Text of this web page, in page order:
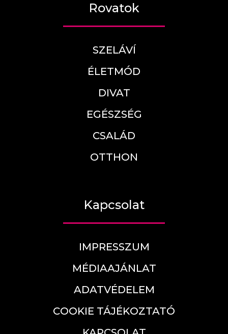
Rovatok
SZELÁVÍ
ÉLETMÓD
DIVAT
EGÉSZSÉG
CSALÁD
OTTHON
Kapcsolat
IMPRESSZUM
MÉDIAAJÁNLAT
ADATVÉDELEM
COOKIE TÁJÉKOZTATÓ